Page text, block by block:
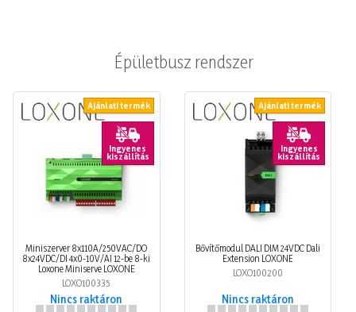
Épületbusz rendszer
Ajánlati termék
Ingyenes
kiszállítás
Miniszerver 8x110A/250VAC/DO
8x24VDC/DI 4x0-10V/AI 12-be 8-ki
Loxone Miniserve LOXONE
LOXO100335
Nincs raktáron
Ajánlati termék
Ingyenes
kiszállítás
Bővítőmodul DALI DIM 24VDC Dali
Extension LOXONE
LOXO100200
Nincs raktáron